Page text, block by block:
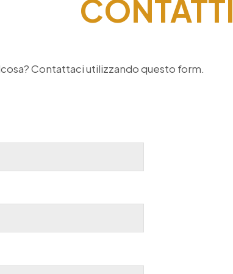
CONTATTI
Contattaci utilizzando questo form.